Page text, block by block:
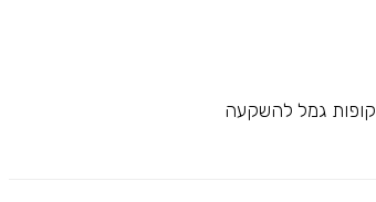
קופות גמל להשקעה